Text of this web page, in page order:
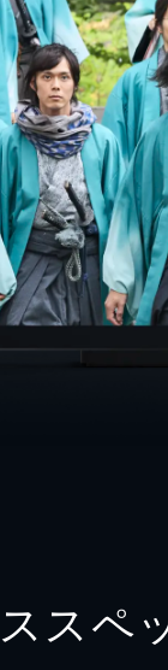
スペ